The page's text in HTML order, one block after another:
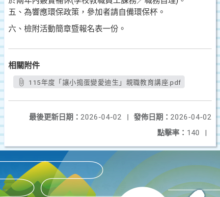
五、為響應環保政策，參加者請自備環保杯。
六、檢附活動簡章暨報名表一份。
相關附件
115年度「讓小搗蛋變愛迪生」親職教育講座.pdf
發佈日期： 2026-04-02
最後更新日期： 2026-04-02
|
點擊率： 140 |